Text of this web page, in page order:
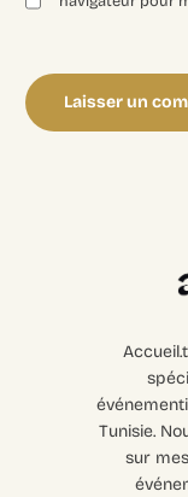
Tunisie.
sur